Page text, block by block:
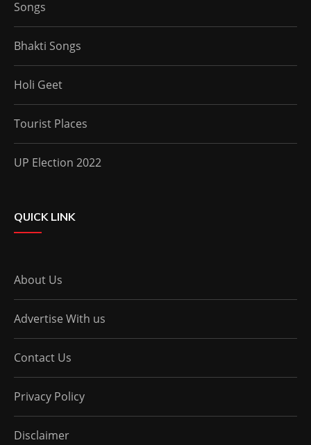
Songs
Bhakti Songs
Holi Geet
Tourist Places
UP Election 2022
QUICK LINK
About Us
Advertise With us
Contact Us
Privacy Policy
Disclaimer